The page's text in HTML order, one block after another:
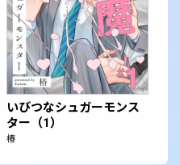
いびつなシュガーモンス
ター（1）
椿